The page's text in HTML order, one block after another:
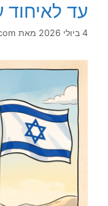
עד
4 ביולי 2026 מאת